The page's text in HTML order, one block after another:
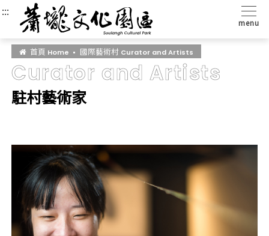
menu
:::
:::
:::
首頁 Home 國際藝術村 Curator and Artists
Curator and Artists
駐村藝術家